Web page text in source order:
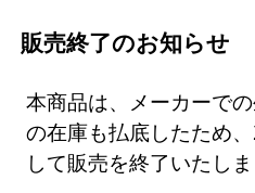
販売終了のお知らせ
本商品は、メーカーで
の在庫も払底したため
して販売を終了いたしま